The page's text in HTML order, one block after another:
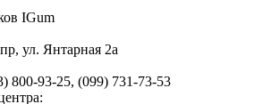
IGum
, ул. Янтарная 2а
800-93-25, (099) 731-73-53